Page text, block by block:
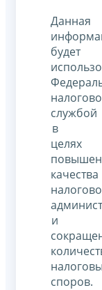
Данная
будет
службой
в
целях
качества
и
споров.